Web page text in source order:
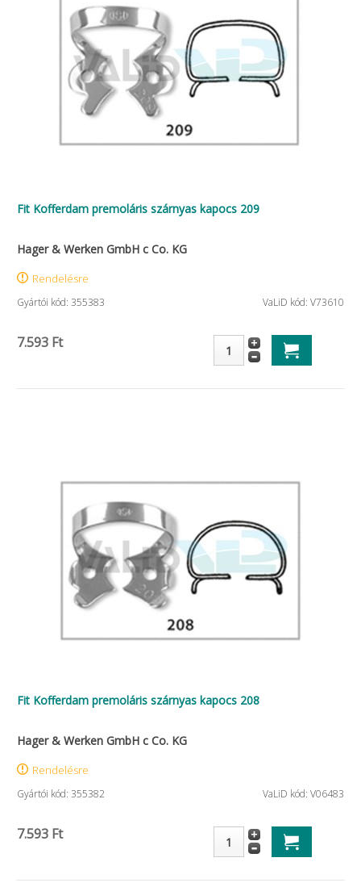
Fit Kofferdam premoláris szárnyas kapocs 209
Hager & Werken GmbH c Co. KG
Rendelésre
Gyártói kód: 355383 VaLiD kód: V73610
7.593 Ft
Fit Kofferdam premoláris szárnyas kapocs 208
Hager & Werken GmbH c Co. KG
Rendelésre
Gyártói kód: 355382 VaLiD kód: V06483
7.593 Ft